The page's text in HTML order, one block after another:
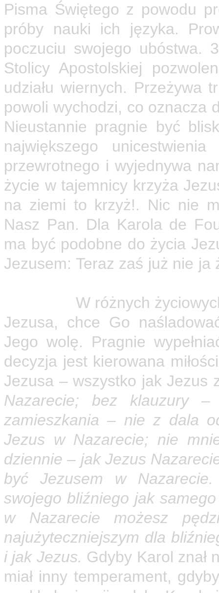
Pisma Świętego z powodu
próby nauki ich języka.
poczuciu swojego ubóstwa.
Stolicy Apostolskiej
udziału wiernych. Przeżywa
powoli wychodzi, co oznacza
Nieustannie pragnie być
największego unicestwienia
przewrotnego i wyjednywa
życie w tajemnicy krzyża
na ziemi to krzyż!. Nic nie
Nasz Pan. Dla Karola de
ma być podobne do życia
Jezusem: Teraz zaś już nie
W różnych
Jezusa, chce Go
Jego wolę. Pragnie
decyzja jest kierowana
Jezusa – wszystko jak Jezus
Nazarecie; bez klauzury
zamieszkania – nie z dala
Jezus w Nazarecie; nie
dziennie – jak Jezus
być Jezusem w
swojego bliźniego jak
w Nazarecie możesz
najużyteczniejszym dla
i jak Jezus. Gdyby Karol znał
miał inny temperament,